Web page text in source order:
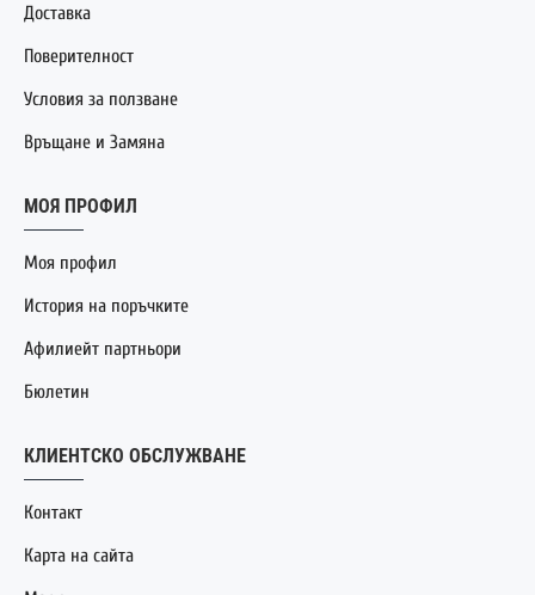
Доставка
Поверителност
Условия за ползване
Връщане и Замяна
МОЯ ПРОФИЛ
Моя профил
История на поръчките
Афилиейт партньори
Бюлетин
КЛИЕНТСКО ОБСЛУЖВАНЕ
Контакт
Карта на сайта